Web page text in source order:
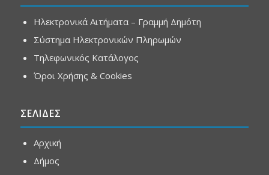
Ηλεκτρονικά Αιτήματα – Γραμμή Δημότη
Σύστημα Ηλεκτρονικών Πληρωμών
Τηλεφωνικός Κατάλογος
Όροι Χρήσης & Cookies
ΣΕΛΙΔΕΣ
Αρχική
Δήμος